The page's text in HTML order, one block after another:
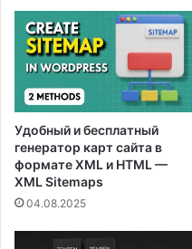
Удобный и бесплатный
генератор карт сайта в
формате XML и HTML —
XML Sitemaps
04.08.2025